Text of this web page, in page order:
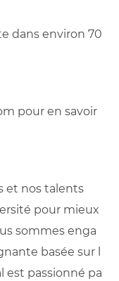
dans environ 70
pour en savoir
et nos talents
pour mieux
sommes enga
basée sur
est passionné pa